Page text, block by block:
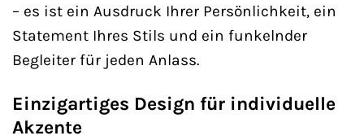
– es ist ein Ausdruck Ihrer Persönlichkeit, ein
Statement Ihres Stils und ein funkelnder
Begleiter für jeden Anlass.
Einzigartiges Design für individuelle
Akzente